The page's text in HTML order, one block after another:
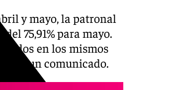
y mayo, la patronal
75,91% para mayo.
en los mismos
en un comunicado.